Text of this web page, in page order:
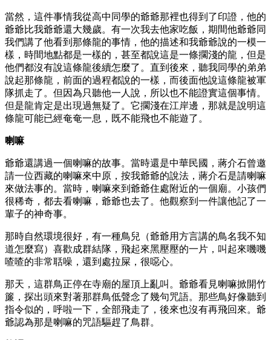
當然，這件事情我從高中同學的爺爺那裡也得到了印證，他的
爺爺比我爺爺還大幾歲。有一次我去他家吃飯，期間他爺爺同
我們講了他看到那條龍的事情，他的描述和我爺爺說的一模一
樣，時間地點都是一樣的，甚至都說這是一條擱淺的龍，但是
他們都沒有說這條龍後續怎麼了。直到後來，聽我同學的弟弟
說起那條龍，前面的過程都說的一樣，而後面他說這條龍被軍
隊抓走了。但因為只聽他一人說，所以也不能證實這個事情。
但是龍肯定是出現過無疑了。它擱淺在江岸邊，那就是說明這
條龍可能已經奄奄一息，既不能飛也不能遊了。
喇嘛
爺爺還講過一個喇嘛的故事。當時還是中華民國，蔣介石曾邀
請一位西藏的喇嘛來中原，按我爺爺的說法，蔣介石是請喇嘛
來做法事的。當時，喇嘛來到爺爺住處附近的一個廟。小孩們
很稀奇，都去看喇嘛，爺爺也去了。他觀察到一件讓他記了一
輩子的神奇事。
那時自然環境很好，有一種鳥兒（爺爺用方言講的鳥名我不知
道怎麼寫）喜歡成群結隊，飛起來黑壓壓的一片，叫起來嘰嘰
喳喳的非常聒噪，還到處拉屎，很噁心。
那天，這群鳥正停在寺廟的屋頂上亂叫。爺爺看見喇嘛掀開竹
簾，探出頭來對著那群鳥低聲念了幾句咒語。那些鳥好像聽到
指令似的，呼啦一下，全部飛走了，後來也沒有再飛回來。爺
爺認為那是喇嘛的咒語驅趕了鳥群。